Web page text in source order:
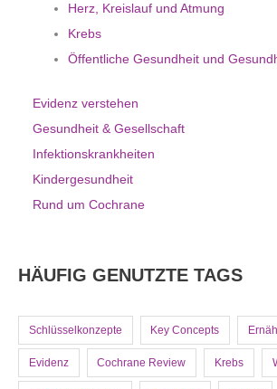
Herz, Kreislauf und Atmung
Krebs
Öffentliche Gesundheit und
Evidenz verstehen
Gesundheit & Gesellschaft
Infektionskrankheiten
Kindergesundheit
Rund um Cochrane
HÄUFIG GENUTZTE TAGS
Schlüsselkonzepte Key Concepts
Evidenz Cochrane Review Krebs